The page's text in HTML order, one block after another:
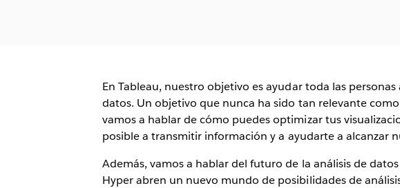
En Tableau, nuestro objetivo es ayudar toda las
datos. Un objetivo que nunca ha sido tan relevante
vamos a hablar de cómo puedes optimizar tus
posible a transmitir información y a ayudarte a alcanzar
Además, vamos a hablar del futuro de la análisis de
Hyper abren un nuevo mundo de posibilidades de